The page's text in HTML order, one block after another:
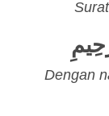
Dengan